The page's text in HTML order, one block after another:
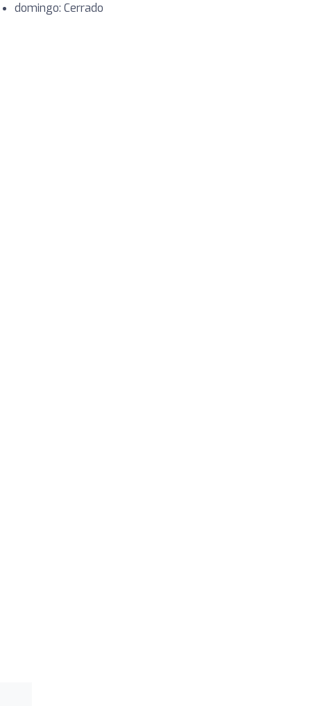
domingo: Cerrado